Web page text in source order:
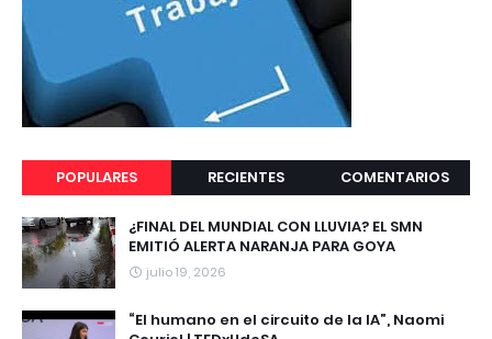
POPULARES RECIENTES COMENTARIOS
¿FINAL DEL MUNDIAL CON LLUVIA? EL SMN
EMITIÓ ALERTA NARANJA PARA GOYA
julio 19, 2026
“El humano en el circuito de la IA”, Naomi